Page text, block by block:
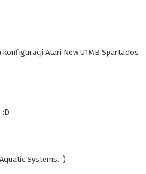
konfiguracji Atari New U1MB Spartados
Systems. :)